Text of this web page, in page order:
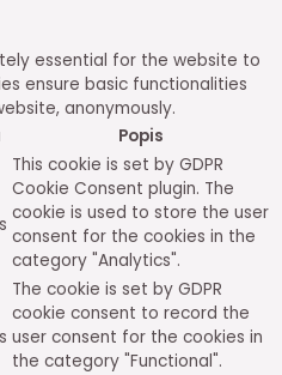
essential for the website to
ensure basic functionalities
anonymously.
Popis
This cookie is set by GDPR
Cookie Consent plugin. The
cookie is used to store the user
consent for the cookies in the
category "Analytics".
The cookie is set by GDPR
cookie consent to record the
user consent for the cookies in
the category "Functional".